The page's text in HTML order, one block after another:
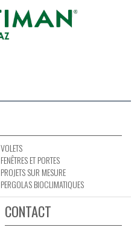
VOLETS
FENÊTRES ET PORTES
PROJETS SUR MESURE
PERGOLAS BIOCLIMATIQUES
CONTACT